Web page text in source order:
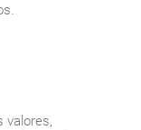
valores,